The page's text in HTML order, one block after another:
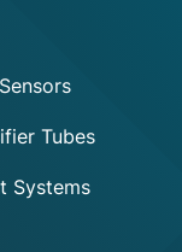
Tubes
Systems